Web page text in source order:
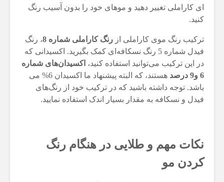
ای کاراملی تغییر دهید و موهای خود را بدون آسیب رنگ
کنید.
ترکیب رنگ موی کاراملی از رنگ کاراملی شماره 8
، رنگ
فیدل شماره 5 رنگ نسکافه‌ای کمک بگیرید. اکسیدانی که
در این ترکیب می‌توانید استفاده کنید، اکسیدان‌های شماره
6 و9 درصد
هستند، که البته پیشنهاد ما اکسیدان 6% می
باشد. توجه داشته باشید که در ترکیب خود از رنگ‌های
فیدل و نسکافه به مقدار بسیار اندک استفاده نمایید.
نکات مهم و طلایی در هنگام رنگ
کردن مو